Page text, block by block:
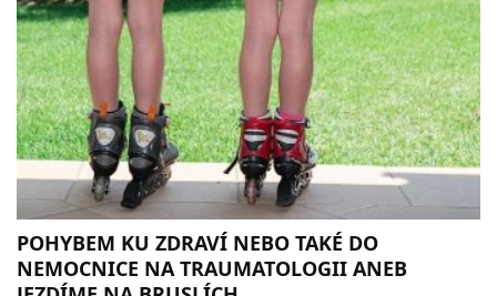
POHYBEM KU ZDRAVÍ NEBO TAKÉ DO
NEMOCNICE NA TRAUMATOLOGII ANEB